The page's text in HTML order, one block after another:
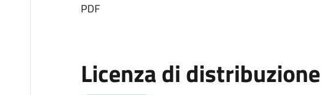
PDF
Licenza di distribuzione